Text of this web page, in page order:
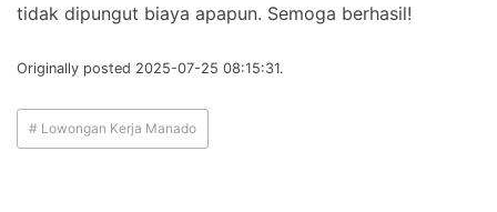
tidak dipungut biaya apapun. Semoga berhasil!
Originally posted 2025-07-25 08:15:31.
# Lowongan Kerja Manado